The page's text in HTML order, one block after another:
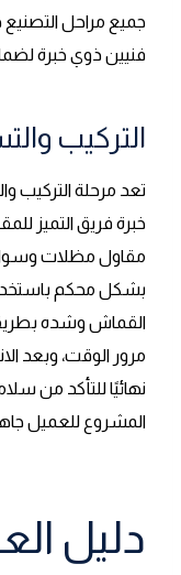
جميع مراحل
فنيين ذوي خبرة
التركيب
تعد مرحلة التركيب
خبرة فريق التميز
مقاول مظلات
بشكل محكم
القماش وشده
مرور الوقت، وبعد
نهائيًا للتأكد من
المشروع للعميل
دليل